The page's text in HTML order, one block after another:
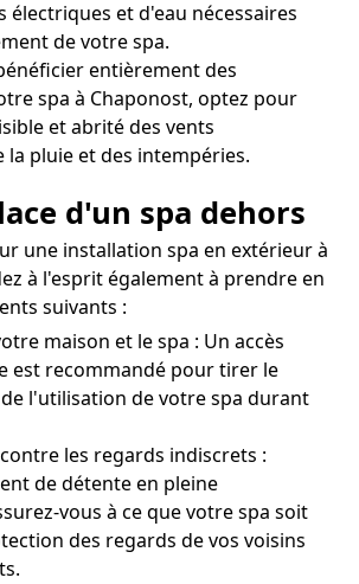
électriques et d'eau nécessaires
de votre spa.
entièrement des
spa à Chaponost, optez pour
et abrité des vents
la pluie et des intempéries.
d'un spa dehors
une installation spa en extérieur à
à l'esprit également à prendre en
suivants :
maison et le spa : Un accès
est recommandé pour tirer le
l'utilisation de votre spa durant
les regards indiscrets :
de détente en pleine
vous à ce que votre spa soit
des regards de vos voisins